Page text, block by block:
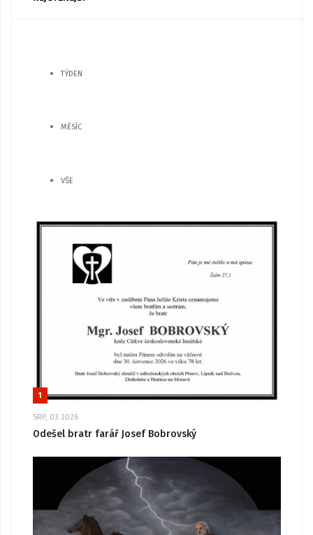
TÝDEN
MĚSÍC
VŠE
1
SRP, 03 2026
Odešel bratr farář Josef Bobrovský